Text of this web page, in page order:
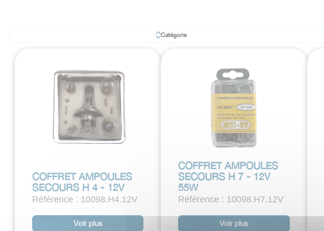
Catégorie
COFFRET AMPOULES
SECOURS H 4 - 12V
Référence : 10098.H4.12V
Voir plus
COFFRET AMPOULES
SECOURS H 7 - 12V
55W
Référence : 10098.H7.12V
Voir plus